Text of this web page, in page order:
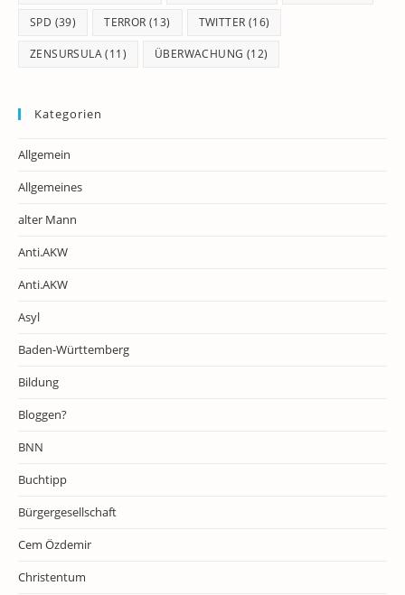
SPD (39) TERROR (13) TWITTER (16)
ZENSURSULA(11) ÜBERWACHUNG (12)
Kategorien
Allgemein
Allgemeines
alter Mann
Anti.AKW
Anti.AKW
Asyl
Baden-Württemberg
Bildung
Bloggen?
BNN
Buchtipp
Bürgergesellschaft
Cem Özdemir
Christentum